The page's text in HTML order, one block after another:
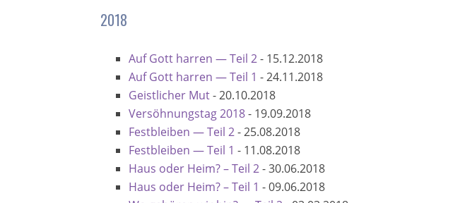
2018
Auf Gott harren — Teil 2- 15.12.2018
Auf Gott harren — Teil 1 -24.11.2018
Geistlicher Mut-20.10.2018
Versöhnungstag 2018- 19.09.2018
Festbleiben — Teil 2-25.08.2018
Festbleiben — Teil 1 - 11.08.2018
Haus oder Heim? – Teil 2-30.06.2018
Haus oder Heim? – Teil 1 -09.06.2018